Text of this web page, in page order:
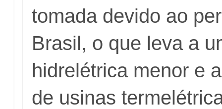
tomada devido ao
Brasil, o que leva a
hidrelétrica menor e
de usinas